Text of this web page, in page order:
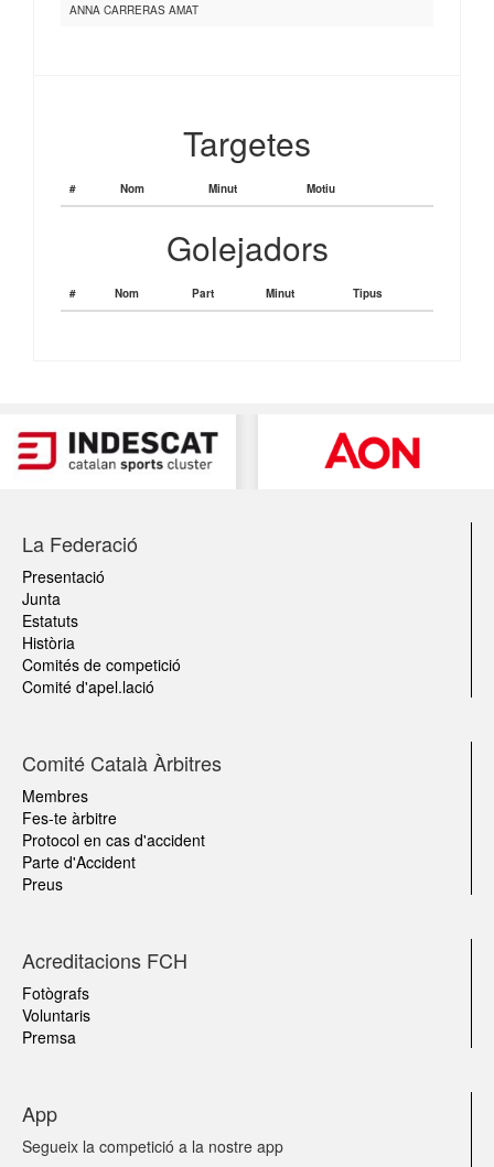
ANNA CARRERAS AMAT
Targetes
# Nom Minut Motiu
Golejadors
# Nom Part Minut Tipus
La Federació
Presentació
Junta
Estatuts
Història
Comités de competició
Comité d'apel.lació
Comité Català Àrbitres
Membres
Fes-te àrbitre
Protocol en cas d'accident
Parte d'Accident
Preus
Acreditacions FCH
Fotògrafs
Voluntaris
Premsa
App
Segueix la competició a la nostre app